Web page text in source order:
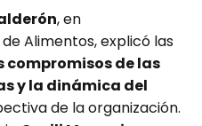
, en
Alimentos, explicó las
compromisos de las
y la dinámica del
de la organización.